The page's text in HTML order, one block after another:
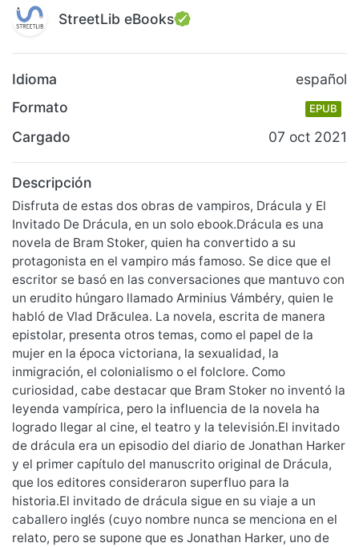
StreetLib eBooks
Idioma
español
Formato
EPUB
Cargado 07 oct 2021
Descripción
Disfruta de estas dos obras de vampiros, Drácula y El
Invitado De Drácula, en un solo ebook.Drácula es una
novela de Bram Stoker, quien ha convertido a su
protagonista en el vampiro más famoso. Se dice que el
escritor se basó en las conversaciones que mantuvo con
un erudito húngaro llamado Arminius Vámbéry, quien le
habló de Vlad Drăculea. La novela, escrita de manera
epistolar, presenta otros temas, como el papel de la
mujer en la época victoriana, la sexualidad, la
inmigración, el colonialismo o el folclore. Como
curiosidad, cabe destacar que Bram Stoker no inventó la
leyenda vampírica, pero la influencia de la novela ha
logrado llegar al cine, el teatro y la televisión.El invitado
de drácula era un episodio del diario de Jonathan Harker
y el primer capítulo del manuscrito original de Drácula,
que los editores consideraron superfluo para la
historia.El invitado de drácula sigue en su viaje a un
caballero inglés (cuyo nombre nunca se menciona en el
relato, pero se supone que es Jonathan Harker, uno de